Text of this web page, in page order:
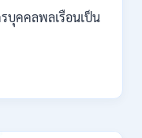
บุคคลพลเรือนเป็น